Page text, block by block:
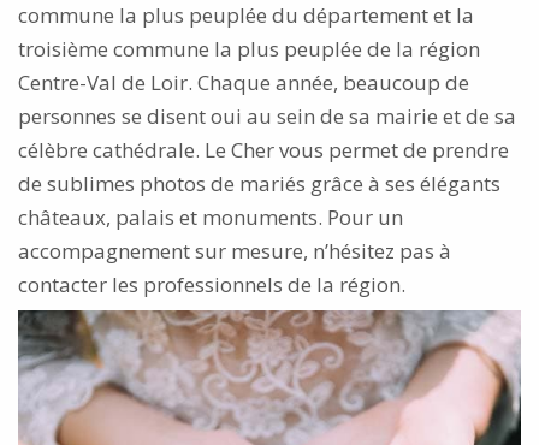
commune la plus peuplée du département et la
troisième commune la plus peuplée de la région
Centre-Val de Loir. Chaque année, beaucoup de
personnes se disent oui au sein de sa mairie et de sa
célèbre cathédrale. Le Cher vous permet de prendre
de sublimes photos de mariés grâce à ses élégants
châteaux, palais et monuments. Pour un
accompagnement sur mesure, n’hésitez pas à
contacter les professionnels de la région.